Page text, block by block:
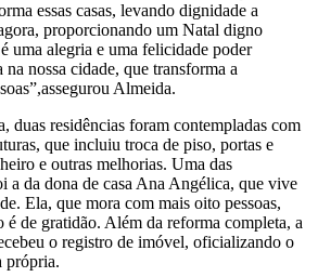
essas casas, levando dignidade a
proporcionando um Natal digno
uma alegria e uma felicidade poder
na nossa cidade, que transforma a
Almeida.
duas residências foram contempladas com
que incluiu troca de piso, portas e
e outras melhorias. Uma das
a da dona de casa Ana Angélica, que vive
Ela, que mora com mais oito pessoas,
é de gratidão. Além da reforma completa, a
o registro de imóvel, oficializando o
própria.